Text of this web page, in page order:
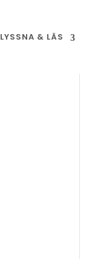
LYSSNA & LÄS